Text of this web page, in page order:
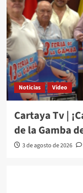
Noticias Video
Cartaya Tv |
de la Gamba
3 de agosto de 2026